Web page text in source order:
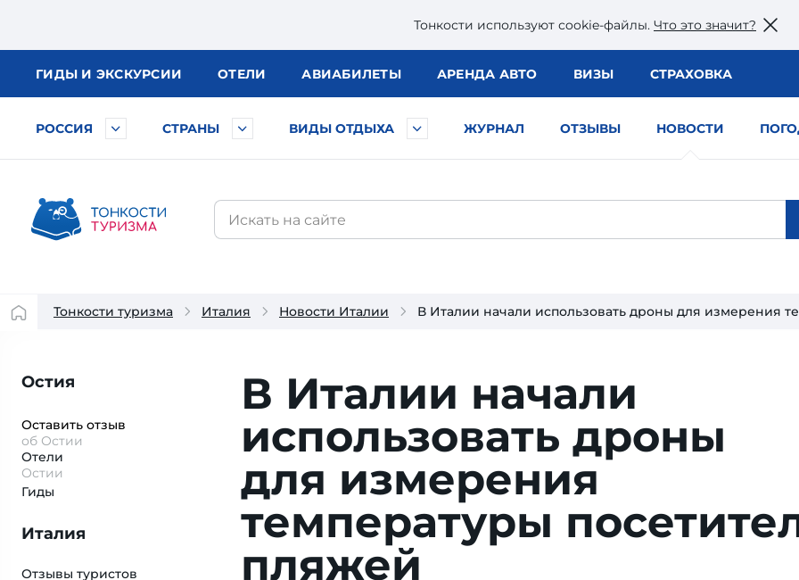
Тонкости используют сookie-файлы. Что это значит?
ГИДЫ И ЭКСКУРСИИ ОТЕЛИ АВИАБИЛЕТЫ АРЕНДА АВТО ВИЗЫ СТРАХОВКА
РОССИЯ СТРАНЫ ВИДЫ ОТДЫХА ЖУРНАЛ ОТЗЫВЫ НОВОСТИ
Тонкости туризма Италия Новости Италии В Италии начали использовать дроны для измерения
Остия
Оставить отзыв
об Остии
Отели
Остии
Гиды
Италия
Отзывы туристов
В Италии начали
использовать дроны
для измерения
температуры
пляжей